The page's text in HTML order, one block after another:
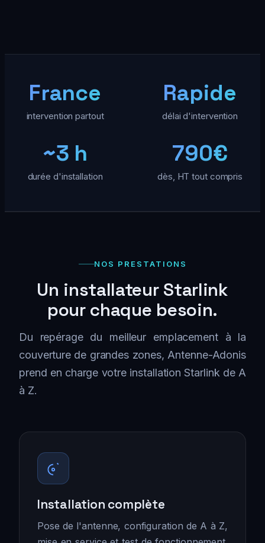
France
intervention partout
Rapide
délai d'intervention
~3 h
durée d'installation
790€
dès, HT tout compris
NOS PRESTATIONS
Un installateur Starlink
pour chaque besoin.
Du repérage du meilleur emplacement à la
couverture de grandes zones, Antenne-Adonis
prend en charge votre installation Starlink de A
à Z.
Installation complète
Pose de l'antenne, configuration de A à Z,